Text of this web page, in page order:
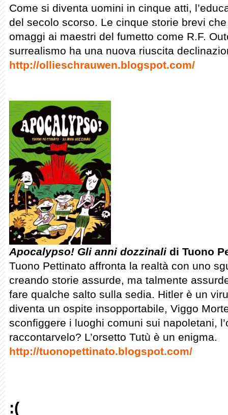
Come si diventa uomini in cinque atti,
del secolo scorso. Le cinque storie brevi
omaggi ai maestri del fumetto come R.F.
surrealismo ha una nuova riuscita
http://ollieschrauwen.blogspot.com/
Apocalypso! Gli anni dozzinali di Tuono
Tuono Pettinato affronta la realtà con uno
creando storie assurde, ma talmente
fare qualche salto sulla sedia. Hitler è un
diventa un ospite insopportabile, Viggo
sconfiggere i luoghi comuni sui napoletani,
raccontarvelo? L’orsetto Tutù è un enigma.
http://tuonopettinato.blogspot.com/
:(